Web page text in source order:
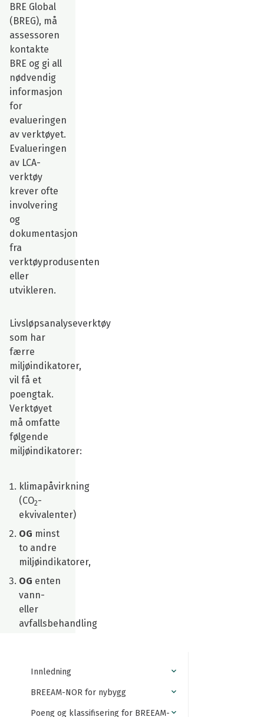
BRE Global
(BREG), må
assessoren
kontakte
BRE og gi all
nødvendig
informasjon
for
evalueringen
av verktøyet.
Evalueringen
av LCA-
verktøy
krever ofte
involvering
og
dokumentasjon
fra
verktøyprodusenten
eller
utvikleren.
Livsløpsanalyseverktøy
som har
færre
miljøindikatorer,
vil få et
poengtak.
Verktøyet
må omfatte
følgende
miljøindikatorer:
klimapåvirkning
(CO2-
ekvivalenter)
OG minst
to andre
miljøindikatorer,
OG enten
vann-
eller
avfallsbehandling
Innledning
BREEAM-NOR for nybygg
Poeng og klassifisering for BREEAM-